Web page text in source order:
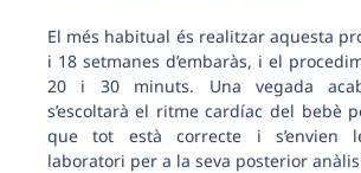
El més habitual és realitzar aquesta
i 18 setmanes d’embaràs, i el
20 i 30 minuts. Una vegada
s’escoltarà el ritme cardíac del bebè
que tot està correcte i s’envien
laboratori per a la seva posterior